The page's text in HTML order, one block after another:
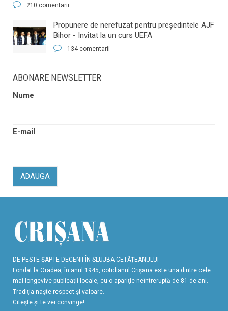
210 comentarii
​Propunere de nerefuzat pentru preşedintele AJF
Bihor - Invitat la un curs UEFA
134 comentarii
ABONARE NEWSLETTER
Nume
E-mail
ADAUGA
DE PESTE ŞAPTE DECENII ÎN SLUJBA CETĂŢEANULUI
Fondat la Oradea, în anul 1945, cotidianul Crişana este una dintre cele
mai longevive publicaţii locale, cu o apariţie neîntreruptă de 81 de ani.
Tradiţia naşte respect şi valoare.
Citeşte şi te vei convinge!